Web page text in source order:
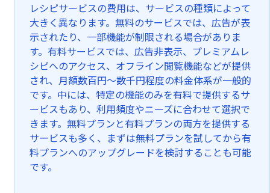
レシピサービスの費用は、サービスの種類によって
大きく異なります。無料のサービスでは、広告が表
示されたり、一部機能が制限される場合がありま
す。有料サービスでは、広告非表示、プレミアムレ
シピへのアクセス、オフライン閲覧機能などが提供
され、月額数百円〜数千円程度の料金体系が一般的
です。中には、特定の機能のみを有料で提供するサ
ービスもあり、利用頻度やニーズに合わせて選択で
きます。無料プランと有料プランの両方を提供する
サービスも多く、まずは無料プランを試してから有
料プランへのアップグレードを検討することも可能
です。